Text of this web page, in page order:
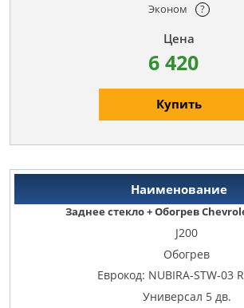
Эконом ?
6 420
Купить
Заднее стекло + Обогрев
J200
Обогрев
Еврокод: NUBIRA-STW-03
Универсал 5 дв.